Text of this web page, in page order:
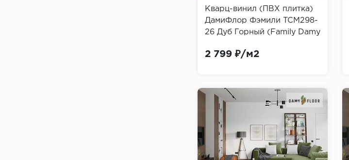
Кварц-винил (ПВХ плитка)
ДамиФлор Фэмили TCM298-
26 Дуб Горный (Family Damy
2 799 ₽/м2